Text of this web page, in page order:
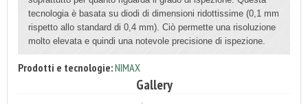
tecnologia è basata su diodi di dimensioni ridottissime (0,1 mm
rispetto allo standard di 0,4 mm). Ciò permette una risoluzione
molto elevata e quindi una notevole precisione di ispezione.
Prodotti e tecnologie:NIMAX
Gallery